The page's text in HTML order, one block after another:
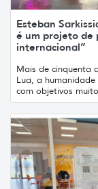
Esteban
é um projeto de
internacional”
Mais de cinquenta
Lua, a
com objetivos